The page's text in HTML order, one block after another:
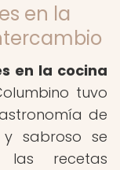
en la
en la cocina
tuvo
de
sabroso se
las recetas